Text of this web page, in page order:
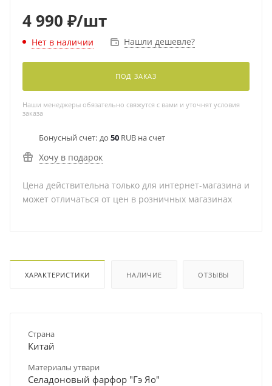
4 990 ₽/шт
Нет в наличии Нашли дешевле?
ПОД ЗАКАЗ
Наши менеджеры обязательно свяжутся с вами и уточнят условия
заказа
Бонусный счет: до 50 RUB на счет
Хочу в подарок
Цена действительна только для интернет-магазина и
может отличаться от цен в розничных магазинах
ХАРАКТЕРИСТИКИ НАЛИЧИЕ ОТЗЫВЫ
Страна
Китай
Материалы утвари
Селадоновый фарфор "Гэ Яо"